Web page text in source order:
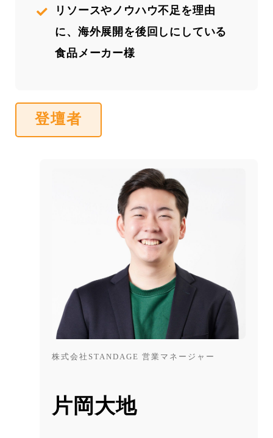
リソースやノウハウ不足を理由
に、海外展開を後回しにしている
食品メーカー様
登壇者
株式会社STANDAGE 営業マネージャー
片岡大地